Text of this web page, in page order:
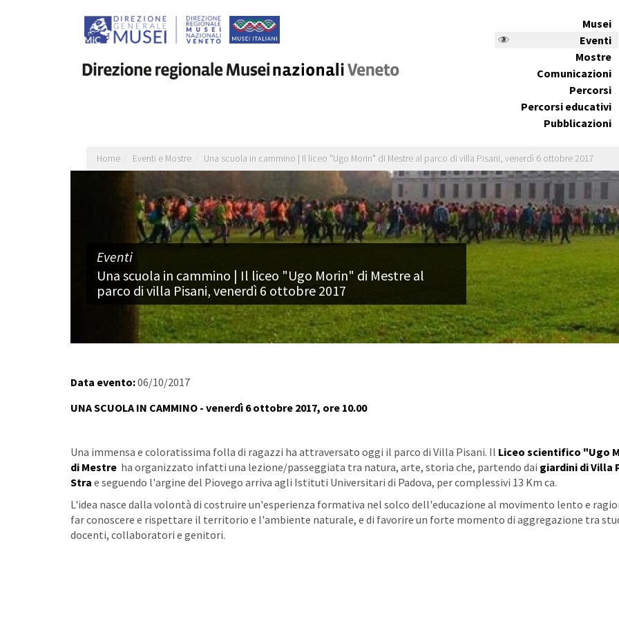
Musei
Eventi
Mostre
Comunicazioni
Percorsi
Percorsi educativi
Pubblicazioni
Home Eventi e Mostre Una scuola in cammino | Il liceo "Ugo Morin" di Mestre al parco di villa Pisani, venerdì 6 ottobre 2017
Eventi
Una scuola in cammino | Il liceo "Ugo Morin" di Mestre al
parco di villa Pisani, venerdì 6 ottobre 2017
Data evento:06/10/2017
UNA SCUOLA IN CAMMINO - venerdì 6 ottobre 2017, ore 10.00
Una immensa e coloratissima folla di ragazzi ha attraversato oggi il parco di Villa Pisani. Il Liceo scientifico "Ugo
di Mestre ha organizzato infatti una lezione/passeggiata tra natura, arte, storia che, partendo dai giardini di Villa
Stra e seguendo l'argine del Piovego arriva agli Istituti Universitari di Padova, per complessivi 13 Km ca.
L'idea nasce dalla volontà di costruire un'esperienza formativa nel solco dell'educazione al movimento lento e
far conoscere e rispettare il territorio e l'ambiente naturale, e di favorire un forte momento di aggregazione tra
docenti, collaboratori e genitori.